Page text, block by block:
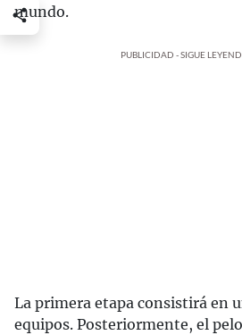
mundo.
PUBLICIDAD - SIGUE
La primera etapa consistirá en
equipos. Posteriormente, el